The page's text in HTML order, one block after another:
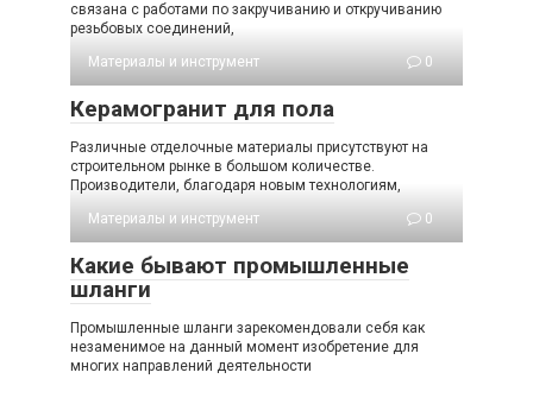
связана с работами по закручиванию и откручиванию
резьбовых соединений,
Материалы и инструмент
0
Керамогранит для пола
Различные отделочные материалы присутствуют на
строительном рынке в большом количестве.
Производители, благодаря новым технологиям,
Материалы и инструмент
0
Какие бывают промышленные
шланги
Промышленные шланги зарекомендовали себя как
незаменимое на данный момент изобретение для
многих направлений деятельности